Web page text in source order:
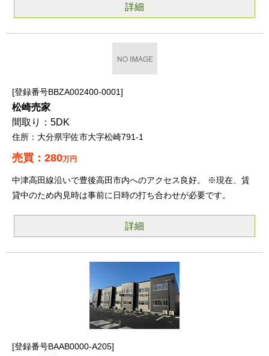
詳細
登録番号BBZA002400-0001
松崎売家
5DK
大分県宇佐市大字松崎791-1
280万円
中津高田線沿いで豊後高田市内へのアクセス良好。 ※現在、賃
貸中のため内見時は事前に日時の打ち合わせが必要です。
詳細
登録番号BAAB0000-A205